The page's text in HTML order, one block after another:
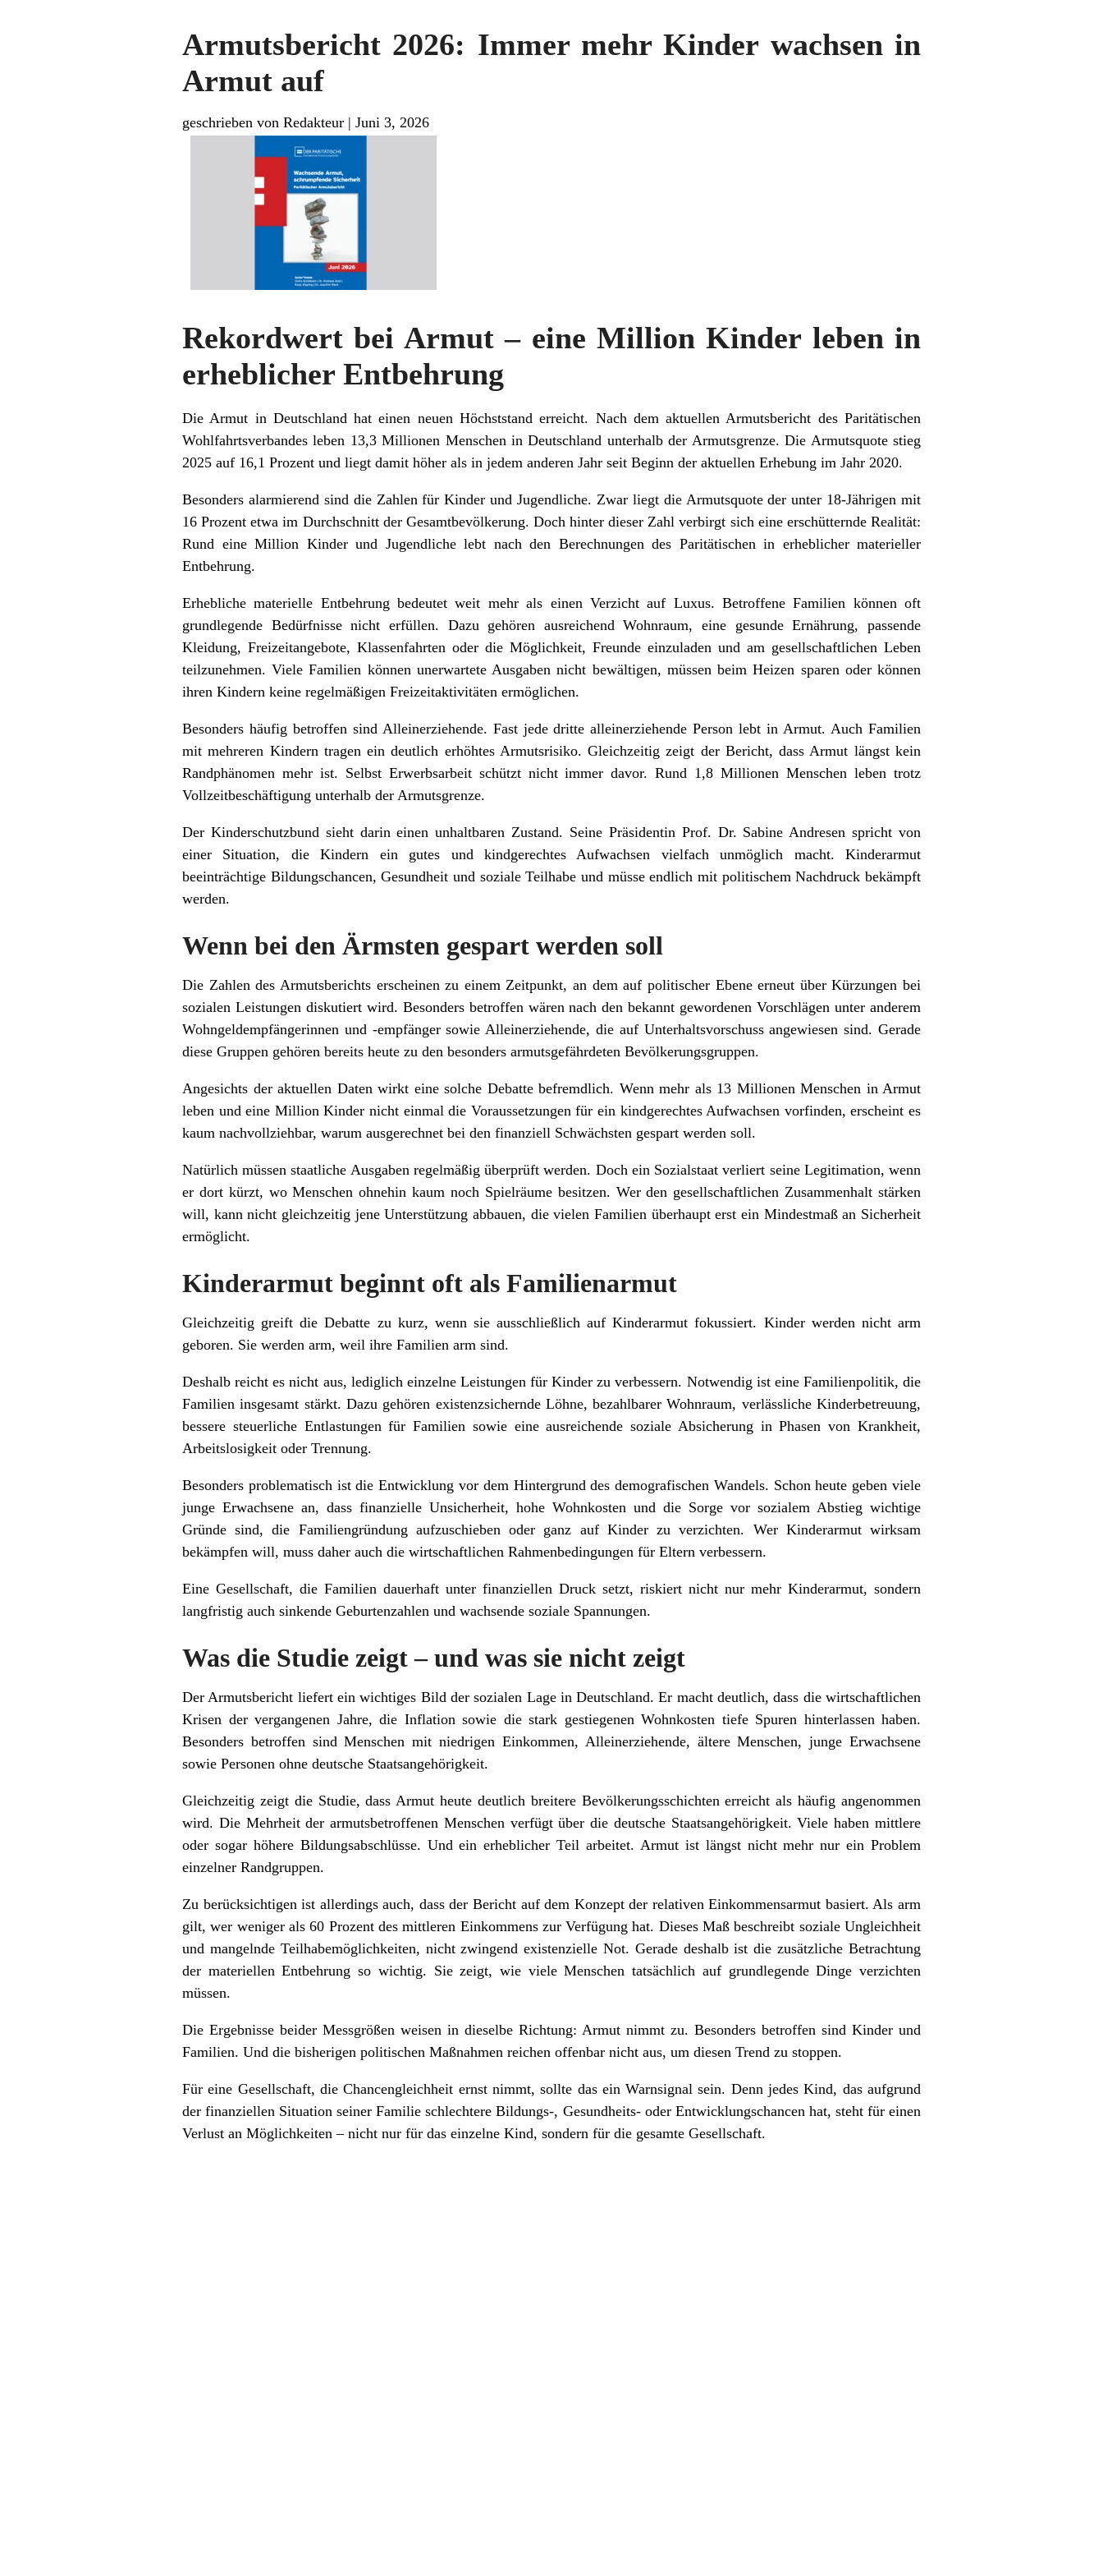
Armutsbericht 2026: Immer mehr Kinder wachsen in
Armut auf
geschrieben von Redakteur | Juni 3, 2026
Rekordwert bei Armut – eine Million Kinder leben in
erheblicher Entbehrung
Die Armut in Deutschland hat einen neuen Höchststand erreicht. Nach dem aktuellen Armutsbericht des Paritätischen
Wohlfahrtsverbandes leben 13,3 Millionen Menschen in Deutschland unterhalb der Armutsgrenze. Die Armutsquote stieg
2025 auf 16,1 Prozent und liegt damit höher als in jedem anderen Jahr seit Beginn der aktuellen Erhebung im Jahr 2020.
Besonders alarmierend sind die Zahlen für Kinder und Jugendliche. Zwar liegt die Armutsquote der unter 18-Jährigen mit
16 Prozent etwa im Durchschnitt der Gesamtbevölkerung. Doch hinter dieser Zahl verbirgt sich eine erschütternde Realität:
Rund eine Million Kinder und Jugendliche lebt nach den Berechnungen des Paritätischen in erheblicher materieller
Entbehrung.
Erhebliche materielle Entbehrung bedeutet weit mehr als einen Verzicht auf Luxus. Betroffene Familien können oft
grundlegende Bedürfnisse nicht erfüllen. Dazu gehören ausreichend Wohnraum, eine gesunde Ernährung, passende
Kleidung, Freizeitangebote, Klassenfahrten oder die Möglichkeit, Freunde einzuladen und am gesellschaftlichen Leben
teilzunehmen. Viele Familien können unerwartete Ausgaben nicht bewältigen, müssen beim Heizen sparen oder können
ihren Kindern keine regelmäßigen Freizeitaktivitäten ermöglichen.
Besonders häufig betroffen sind Alleinerziehende. Fast jede dritte alleinerziehende Person lebt in Armut. Auch Familien
mit mehreren Kindern tragen ein deutlich erhöhtes Armutsrisiko. Gleichzeitig zeigt der Bericht, dass Armut längst kein
Randphänomen mehr ist. Selbst Erwerbsarbeit schützt nicht immer davor. Rund 1,8 Millionen Menschen leben trotz
Vollzeitbeschäftigung unterhalb der Armutsgrenze.
Der Kinderschutzbund sieht darin einen unhaltbaren Zustand. Seine Präsidentin Prof. Dr. Sabine Andresen spricht von
einer Situation, die Kindern ein gutes und kindgerechtes Aufwachsen vielfach unmöglich macht. Kinderarmut
beeinträchtige Bildungschancen, Gesundheit und soziale Teilhabe und müsse endlich mit politischem Nachdruck bekämpft
werden.
Wenn bei den Ärmsten gespart werden soll
Die Zahlen des Armutsberichts erscheinen zu einem Zeitpunkt, an dem auf politischer Ebene erneut über Kürzungen bei
sozialen Leistungen diskutiert wird. Besonders betroffen wären nach den bekannt gewordenen Vorschlägen unter anderem
Wohngeldempfängerinnen und -empfänger sowie Alleinerziehende, die auf Unterhaltsvorschuss angewiesen sind. Gerade
diese Gruppen gehören bereits heute zu den besonders armutsgefährdeten Bevölkerungsgruppen.
Angesichts der aktuellen Daten wirkt eine solche Debatte befremdlich. Wenn mehr als 13 Millionen Menschen in Armut
leben und eine Million Kinder nicht einmal die Voraussetzungen für ein kindgerechtes Aufwachsen vorfinden, erscheint es
kaum nachvollziehbar, warum ausgerechnet bei den finanziell Schwächsten gespart werden soll.
Natürlich müssen staatliche Ausgaben regelmäßig überprüft werden. Doch ein Sozialstaat verliert seine Legitimation, wenn
er dort kürzt, wo Menschen ohnehin kaum noch Spielräume besitzen. Wer den gesellschaftlichen Zusammenhalt stärken
will, kann nicht gleichzeitig jene Unterstützung abbauen, die vielen Familien überhaupt erst ein Mindestmaß an Sicherheit
ermöglicht.
Kinderarmut beginnt oft als Familienarmut
Gleichzeitig greift die Debatte zu kurz, wenn sie ausschließlich auf Kinderarmut fokussiert. Kinder werden nicht arm
geboren. Sie werden arm, weil ihre Familien arm sind.
Deshalb reicht es nicht aus, lediglich einzelne Leistungen für Kinder zu verbessern. Notwendig ist eine Familienpolitik, die
Familien insgesamt stärkt. Dazu gehören existenzsichernde Löhne, bezahlbarer Wohnraum, verlässliche Kinderbetreuung,
bessere steuerliche Entlastungen für Familien sowie eine ausreichende soziale Absicherung in Phasen von Krankheit,
Arbeitslosigkeit oder Trennung.
Besonders problematisch ist die Entwicklung vor dem Hintergrund des demografischen Wandels. Schon heute geben viele
junge Erwachsene an, dass finanzielle Unsicherheit, hohe Wohnkosten und die Sorge vor sozialem Abstieg wichtige
Gründe sind, die Familiengründung aufzuschieben oder ganz auf Kinder zu verzichten. Wer Kinderarmut wirksam
bekämpfen will, muss daher auch die wirtschaftlichen Rahmenbedingungen für Eltern verbessern.
Eine Gesellschaft, die Familien dauerhaft unter finanziellen Druck setzt, riskiert nicht nur mehr Kinderarmut, sondern
langfristig auch sinkende Geburtenzahlen und wachsende soziale Spannungen.
Was die Studie zeigt – und was sie nicht zeigt
Der Armutsbericht liefert ein wichtiges Bild der sozialen Lage in Deutschland. Er macht deutlich, dass die wirtschaftlichen
Krisen der vergangenen Jahre, die Inflation sowie die stark gestiegenen Wohnkosten tiefe Spuren hinterlassen haben.
Besonders betroffen sind Menschen mit niedrigen Einkommen, Alleinerziehende, ältere Menschen, junge Erwachsene
sowie Personen ohne deutsche Staatsangehörigkeit.
Gleichzeitig zeigt die Studie, dass Armut heute deutlich breitere Bevölkerungsschichten erreicht als häufig angenommen
wird. Die Mehrheit der armutsbetroffenen Menschen verfügt über die deutsche Staatsangehörigkeit. Viele haben mittlere
oder sogar höhere Bildungsabschlüsse. Und ein erheblicher Teil arbeitet. Armut ist längst nicht mehr nur ein Problem
einzelner Randgruppen.
Zu berücksichtigen ist allerdings auch, dass der Bericht auf dem Konzept der relativen Einkommensarmut basiert. Als arm
gilt, wer weniger als 60 Prozent des mittleren Einkommens zur Verfügung hat. Dieses Maß beschreibt soziale Ungleichheit
und mangelnde Teilhabemöglichkeiten, nicht zwingend existenzielle Not. Gerade deshalb ist die zusätzliche Betrachtung
der materiellen Entbehrung so wichtig. Sie zeigt, wie viele Menschen tatsächlich auf grundlegende Dinge verzichten
müssen.
Die Ergebnisse beider Messgrößen weisen in dieselbe Richtung: Armut nimmt zu. Besonders betroffen sind Kinder und
Familien. Und die bisherigen politischen Maßnahmen reichen offenbar nicht aus, um diesen Trend zu stoppen.
Für eine Gesellschaft, die Chancengleichheit ernst nimmt, sollte das ein Warnsignal sein. Denn jedes Kind, das aufgrund
der finanziellen Situation seiner Familie schlechtere Bildungs-, Gesundheits- oder Entwicklungschancen hat, steht für einen
Verlust an Möglichkeiten – nicht nur für das einzelne Kind, sondern für die gesamte Gesellschaft.